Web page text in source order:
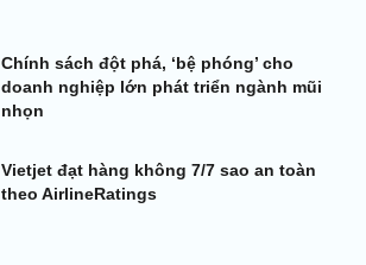
Chính sách đột phá, ‘bệ phóng’ cho
doanh nghiệp lớn phát triển ngành mũi
nhọn
Vietjet đạt hàng không 7/7 sao an toàn
theo AirlineRatings